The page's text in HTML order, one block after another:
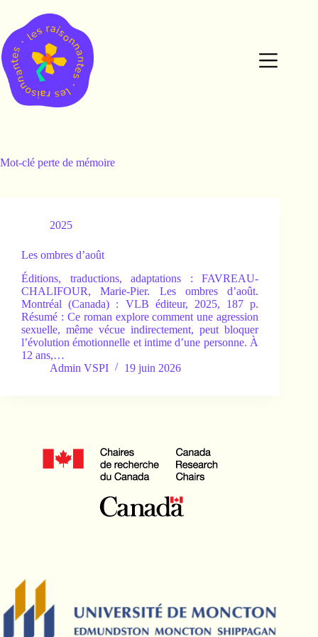
contenu
Mot-clé perte de mémoire
2025
Les ombres d’août
Éditions, traductions, adaptations : FAVREAU-
CHALIFOUR, Marie-Pier. Les ombres d’août.
Montréal (Canada) : VLB éditeur, 2025, 187 p.
Résumé : Ce roman explore comment une agression
sexuelle, même vécue indirectement, peut bloquer
l’évolution émotionnelle et intime d’une personne. À
12 ans,…
Admin VSPI
19 juin 2026